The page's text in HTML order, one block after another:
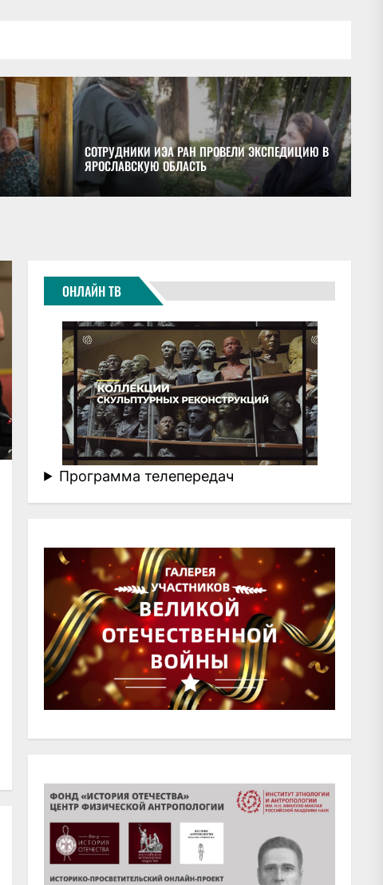
СОТРУДНИКИ ИЭА РАН ПРОВЕЛИ ЭКСПЕДИЦИЮ В
ЯРОСЛАВСКУЮ ОБЛАСТЬ
ОНЛАЙН ТВ
Программа телепередач